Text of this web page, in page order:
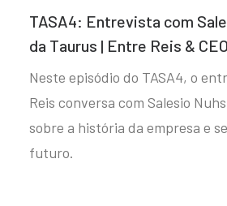
TASA4: Entrevista com
da Taurus | Entre Reis &
Neste episódio do TASA4, o
Reis conversa com Salesio
sobre a história da empresa e
futuro.